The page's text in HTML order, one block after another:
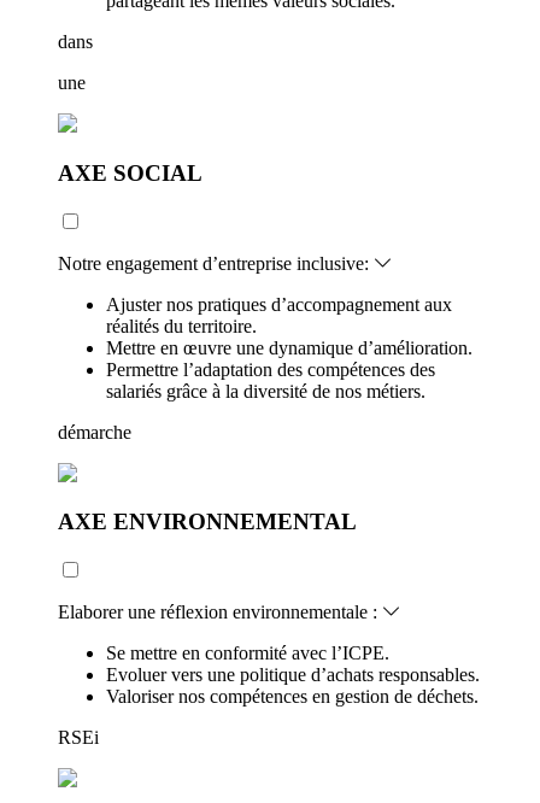
dans
une
AXE SOCIAL
Notre engagement d’entreprise inclusive:
Ajuster nos pratiques d’accompagnement aux
réalités du territoire.
Mettre en œuvre une dynamique d’amélioration.
Permettre l’adaptation des compétences des
salariés grâce à la diversité de nos métiers.
démarche
AXE ENVIRONNEMENTAL
Elaborer une réflexion environnementale :
Se mettre en conformité avec l’ICPE.
Evoluer vers une politique d’achats responsables.
Valoriser nos compétences en gestion de déchets.
RSEi